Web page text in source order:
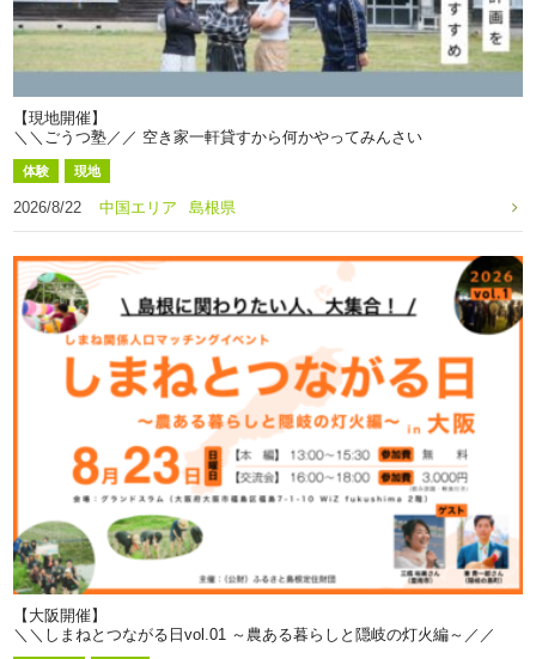
【現地開催】
＼＼ごうつ塾／／ 空き家一軒貸すから何かやってみんさい
体験 現地
2026/8/22 中国エリア 島根県
【大阪開催】
＼＼しまねとつながる日vol.01 ～農ある暮らしと隠岐の灯火編～／／